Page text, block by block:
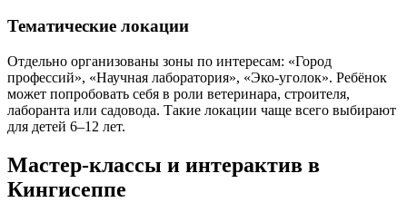
Тематические локации
Отдельно организованы зоны по интересам: «Город
профессий», «Научная лаборатория», «Эко-уголок». Ребёнок
может попробовать себя в роли ветеринара, строителя,
лаборанта или садовода. Такие локации чаще всего выбирают
для детей 6–12 лет.
Мастер-классы и интерактив в
Кингисеппе